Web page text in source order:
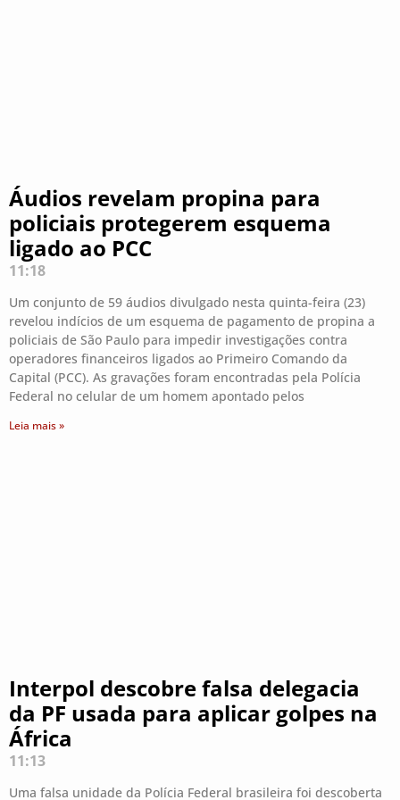
Áudios revelam propina para
policiais protegerem esquema
ligado ao PCC
11:18
Um conjunto de 59 áudios divulgado nesta quinta-feira (23)
revelou indícios de um esquema de pagamento de propina a
policiais de São Paulo para impedir investigações contra
operadores financeiros ligados ao Primeiro Comando da
Capital (PCC). As gravações foram encontradas pela Polícia
Federal no celular de um homem apontado pelos
Leia mais »
Interpol descobre falsa delegacia
da PF usada para aplicar golpes na
África
11:13
Uma falsa unidade da Polícia Federal brasileira foi descoberta